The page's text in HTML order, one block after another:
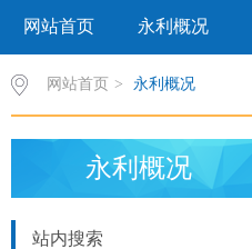
网站首页 永利概况
网站首页 > 永利概况
永利概况
站内搜索